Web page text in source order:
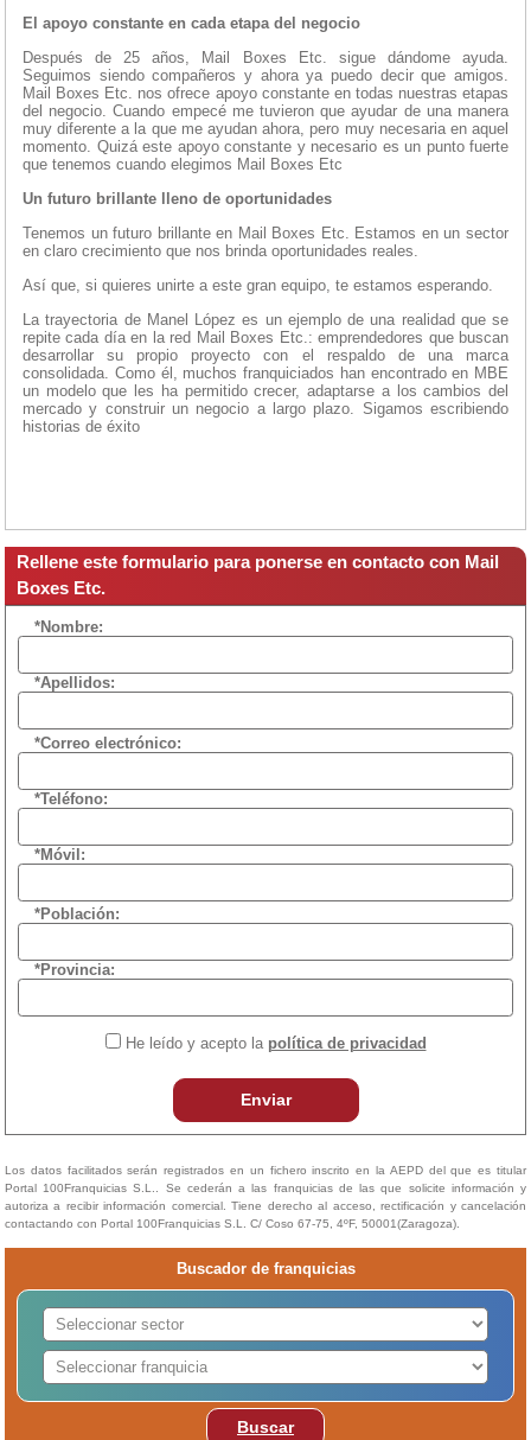
El apoyo constante en cada etapa del negocio
Después de 25 años, Mail Boxes Etc. sigue dándome ayuda.
Seguimos siendo compañeros y ahora ya puedo decir que amigos.
Mail Boxes Etc. nos ofrece apoyo constante en todas nuestras etapas
del negocio. Cuando empecé me tuvieron que ayudar de una manera
muy diferente a la que me ayudan ahora, pero muy necesaria en aquel
momento. Quizá este apoyo constante y necesario es un punto fuerte
que tenemos cuando elegimos Mail Boxes Etc
Un futuro brillante lleno de oportunidades
Tenemos un futuro brillante en Mail Boxes Etc. Estamos en un sector
en claro crecimiento que nos brinda oportunidades reales.
Así que, si quieres unirte a este gran equipo, te estamos esperando.
La trayectoria de Manel López es un ejemplo de una realidad que se
repite cada día en la red Mail Boxes Etc.: emprendedores que buscan
desarrollar su propio proyecto con el respaldo de una marca
consolidada. Como él, muchos franquiciados han encontrado en MBE
un modelo que les ha permitido crecer, adaptarse a los cambios del
mercado y construir un negocio a largo plazo. Sigamos escribiendo
historias de éxito
Rellene este formulario para ponerse en contacto con Mail
Boxes Etc.
*Nombre:
*Apellidos:
*Correo electrónico:
*Teléfono:
*Móvil:
*Población:
*Provincia:
He leído y acepto la política de privacidad
Enviar
Los datos facilitados serán registrados en un fichero inscrito en la AEPD del que es titular
Portal 100Franquicias S.L.. Se cederán a las franquicias de las que solicite información y
autoriza a recibir información comercial. Tiene derecho al acceso, rectificación y cancelación
contactando con Portal 100Franquicias S.L. C/ Coso 67-75, 4ºF, 50001(Zaragoza).
Buscador de franquicias
Buscar